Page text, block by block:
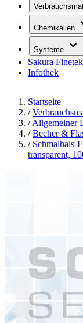
Chemikalien
Systeme
Sakura Finetek
Infothek
Startseite
/
/ Allgemeiner
/ Becher &
/ Schmalhals-
transparent,